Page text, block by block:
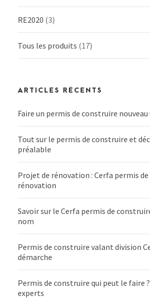
RE2020 (3)
Tous les produits (17)
ARTICLES RÉCENTS
Faire un permis de construire nouveau
Tout sur le permis de construire et
préalable
Projet de rénovation : Cerfa permis
rénovation
Savoir sur le Cerfa permis de
nom
Permis de construire valant division
démarche
Permis de construire qui peut le faire
experts